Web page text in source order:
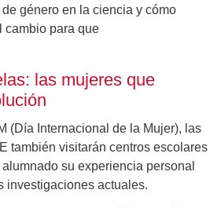
género en la ciencia y cómo
cambio para que
las mujeres que
(Día Internacional de la Mujer), las
también visitarán centros escolares
su experiencia personal
investigaciones actuales.